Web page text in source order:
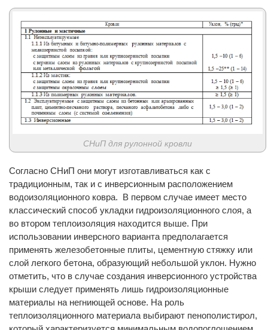
СНиП для рулонной кровли
Согласно СНиП они могут изготавливаться как с
традиционным, так и с инверсионным расположением
водоизоляционного ковра. В первом случае имеет место
классический способ укладки гидроизоляционного слоя, а
во втором теплоизоляция находится выше. При
использовании инверсного варианта предполагается
применять железобетонные плиты, цементную стяжку или
слой легкого бетона, образующий небольшой уклон. Нужно
отметить, что в случае создания инверсионного устройства
крыши следует применять лишь гидроизоляционные
материалы на негниющей основе. На роль
теплоизоляционного материала выбирают пенополистирол,